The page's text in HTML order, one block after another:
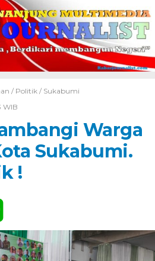
/ Politik / Sukabumi
WIB
Warga
Sukabumi.
!